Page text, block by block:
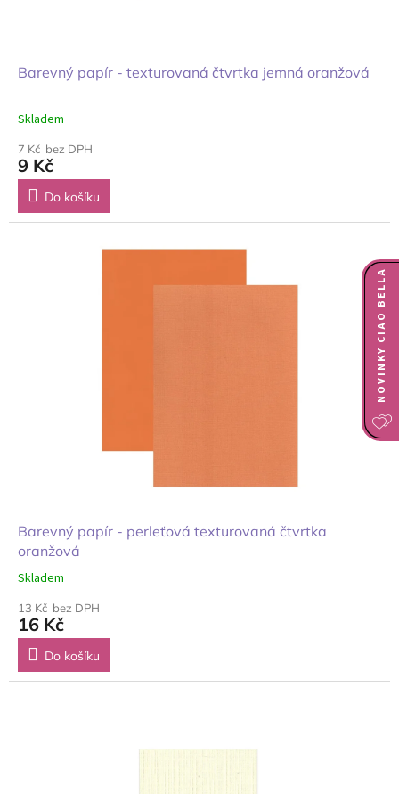
Barevný papír - texturovaná čtvrtka jemná oranžová
Skladem
7 Kč bez DPH
9 Kč
Do košíku
Barevný papír - perleťová texturovaná čtvrtka
oranžová
Skladem
13 Kč bez DPH
16 Kč
Do košíku
NOVINKY CIAO BELLA